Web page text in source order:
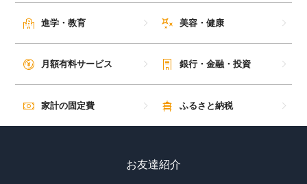
進学・教育 美容・健康
月額有料サービス 銀行・金融・投資
家計の固定費 ふるさと納税
お友達紹介